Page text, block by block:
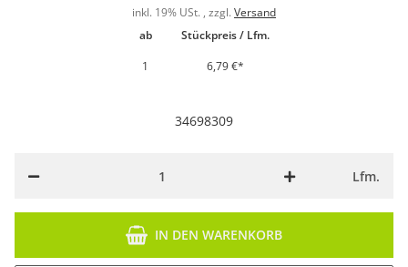
inkl. 19% USt. , zzgl. Versand
ab
Stückpreis / Lfm.
1
6,79 €*
34698309
Lfm.
IN DEN WARENKORB